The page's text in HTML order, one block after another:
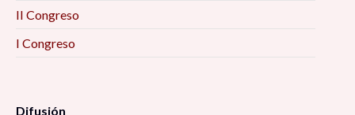
II Congreso
I Congreso
Difusión